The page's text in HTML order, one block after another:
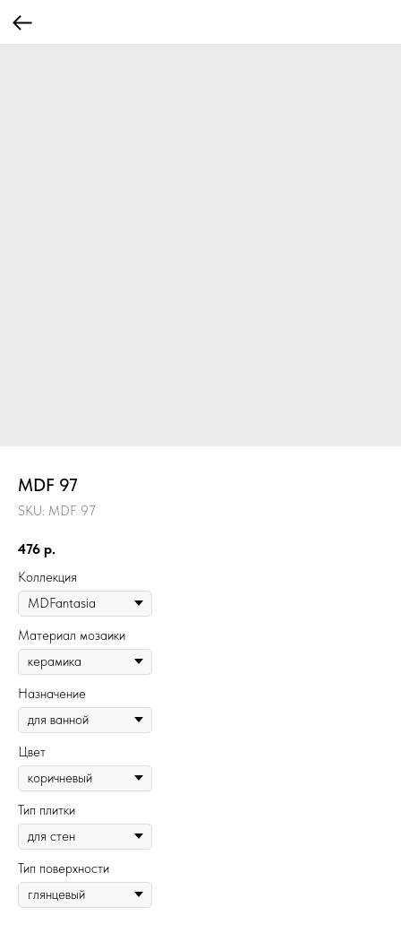
MDF 97
SKU: MDF 97
476 р.
Коллекция
Материал мозаики
Назначение
Цвет
Тип плитки
Тип поверхности